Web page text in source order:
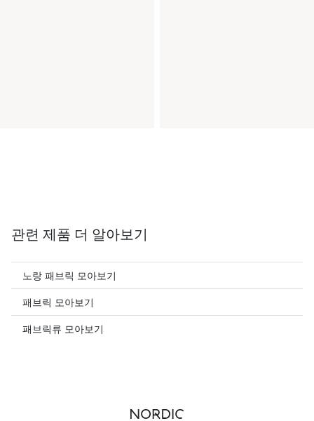
관련 제품 더 알아보기
노랑 패브릭 모아보기
패브릭 모아보기
패브릭류 모아보기